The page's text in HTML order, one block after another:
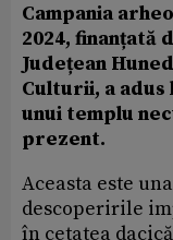
Campania
2024, finanțată
Județean
Culturii, a adus
unui templu
prezent.
Aceasta este
descoperirile
în cetatea